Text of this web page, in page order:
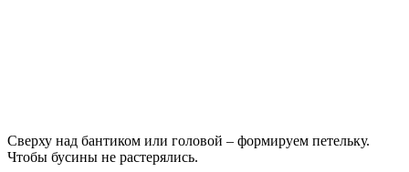
Сверху над бантиком или головой – формируем петельку.
Чтобы бусины не растерялись.